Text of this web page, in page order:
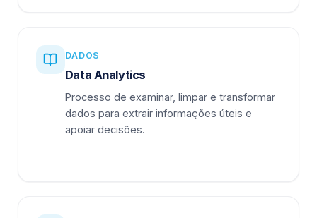
DADOS
Data Analytics
Processo de examinar, limpar e transformar
dados para extrair informações úteis e
apoiar decisões.